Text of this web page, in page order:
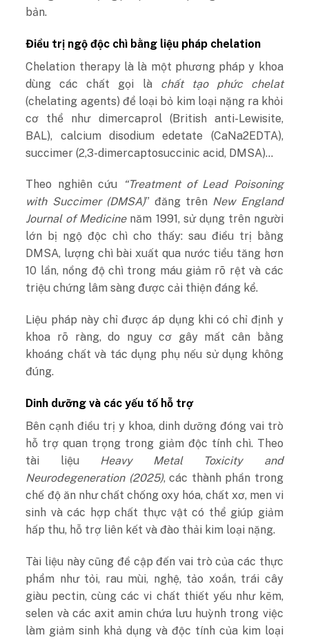
bản.
Điều trị ngộ độc chì bằng liệu pháp chelation
Chelation therapy là là một phương pháp y khoa
dùng các chất gọi là chất tạo phức chelat
(chelating agents) để loại bỏ kim loại nặng ra khỏi
cơ thể như dimercaprol (British anti-Lewisite,
BAL), calcium disodium edetate (CaNa2EDTA),
succimer (2,3-dimercaptosuccinic acid, DMSA)…
Theo nghiên cứu
“Treatment of Lead Poisoning
with Succimer (DMSA)” đăng trên New England
Journal of Medicinenăm 1991, sử dụng trên người
lớn bị ngộ độc chì cho thấy: sau điều trị bằng
DMSA, lượng chì bài xuất qua nước tiểu tăng hơn
10 lần, nồng độ chì trong máu giảm rõ rệt và các
triệu chứng lâm sàng được cải thiện đáng kể.
Liệu pháp này chỉ được áp dụng khi có chỉ định y
khoa rõ ràng, do nguy cơ gây mất cân bằng
khoáng chất và tác dụng phụ nếu sử dụng không
đúng.
Dinh dưỡng và các yếu tố hỗ trợ
Bên cạnh điều trị y khoa, dinh dưỡng đóng vai trò
hỗ trợ quan trọng trong giảm độc tính chì. Theo
tài liệu Heavy Metal Toxicity and
Neurodegeneration (2025), các thành phần trong
chế độ ăn như chất chống oxy hóa, chất xơ, men vi
sinh và các hợp chất thực vật có thể giúp giảm
hấp thu, hỗ trợ liên kết và đào thải kim loại nặng.
Tài liệu này cũng đề cập đến vai trò của các thực
phẩm như tỏi, rau mùi, nghệ, tảo xoắn, trái cây
giàu pectin, cùng các vi chất thiết yếu như kẽm,
selen và các axit amin chứa lưu huỳnh trong việc
làm giảm sinh khả dụng và độc tính của kim loại